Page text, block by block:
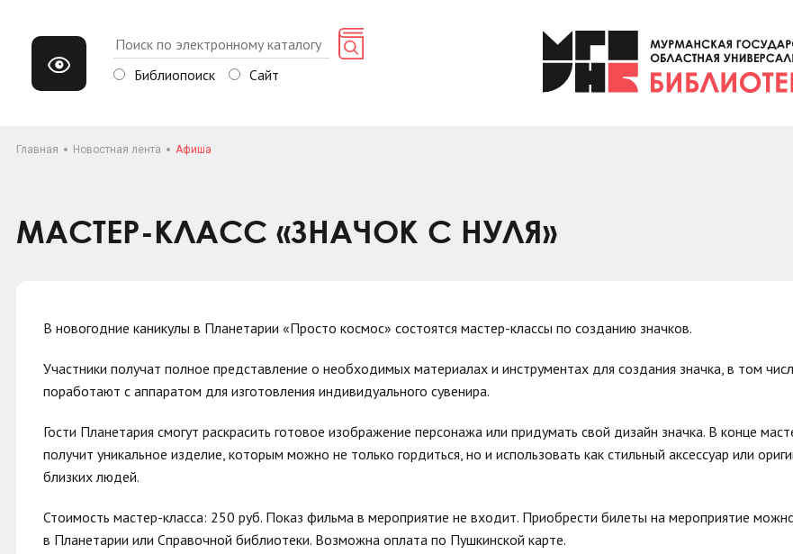
Библиопоиск Сайт
Главная Новостная лента Афиша
МАСТЕР-КЛАСС «ЗНАЧОК С НУЛЯ»
В новогодние каникулы в Планетарии «Просто космос» состоятся мастер-классы по созданию значков.
Участники получат полное представление о необходимых материалах и инструментах для создания значка, в том
поработают с аппаратом для изготовления индивидуального сувенира.
Гости Планетария смогут раскрасить готовое изображение персонажа или придумать свой дизайн значка. В конце
получит уникальное изделие, которым можно не только гордиться, но и использовать как стильный аксессуар или
близких людей.
Стоимость мастер-класса: 250 руб. Показ фильма в мероприятие не входит. Приобрести билеты на мероприятие
в Планетарии или Справочной библиотеки. Возможна оплата по Пушкинской карте.